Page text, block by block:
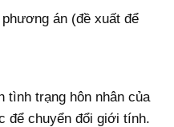
án (đề xuất để
tình trạng hôn nhân của
để chuyển đổi giới tính.